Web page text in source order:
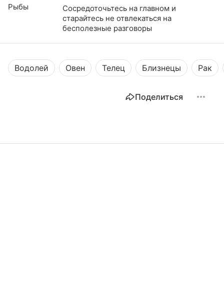
Рыбы
Сосредоточьтесь на главном и
старайтесь не отвлекаться на
бесполезные разговоры
Водолей Овен Телец Близнецы Рак
Поделиться